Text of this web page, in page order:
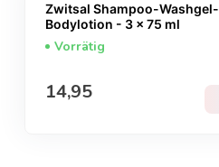
Zwitsal Shampoo-Washgel-
Bodylotion - 3 x 75 ml
Vorrätig
Regulärer Preis
14,95